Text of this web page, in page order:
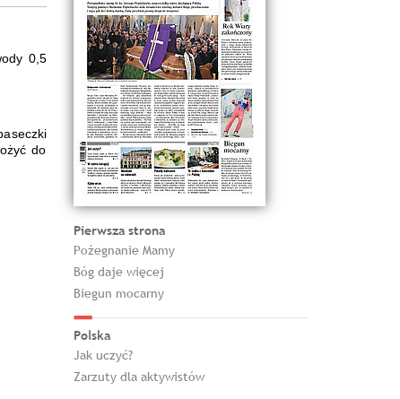
0,5
do
Pierwsza strona
Pożegnanie Mamy
Bóg daje więcej
Biegun mocarny
Polska
Jak uczyć?
Zarzuty dla aktywistów